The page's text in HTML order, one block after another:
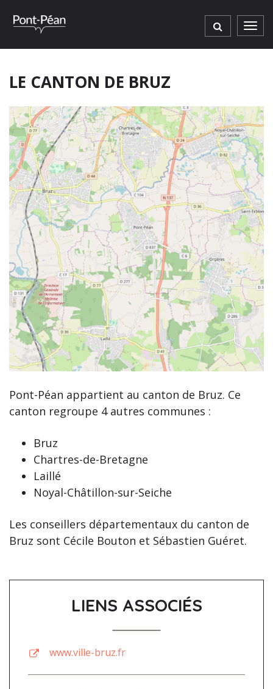
LE CANTON DE BRUZ
Pont-Péan appartient au canton de Bruz. Ce
canton regroupe 4 autres communes :
Bruz
Chartres-de-Bretagne
Laillé
Noyal-Châtillon-sur-Seiche
Les conseillers départementaux du canton de
Bruz sont Cécile Bouton et Sébastien Guéret.
LIENS ASSOCIÉS
www.ville-bruz.fr